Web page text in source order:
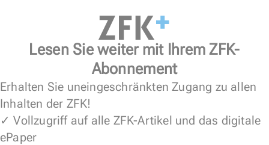
Lesen Sie weiter mit Ihrem ZFK-
Abonnement
Erhalten Sie uneingeschränkten Zugang zu allen
Inhalten der ZFK!
✓ Vollzugriff auf alle ZFK-Artikel und das digitale
ePaper